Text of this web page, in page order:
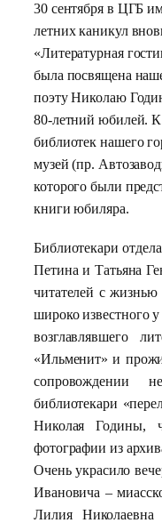
30 сентября в ЦГБ
летних каникул
«Литературная
была посвящена
поэту Николаю
80-летний юбилей.К
библиотек нашего
музей (пр.
которого были
книги юбиляра.
Библиотекари
Петина и Татьяна
читателей с жизнью
широко известного
возглавлявшего
«Ильменит» и
сопровождении
библиотекари
Николая Годины,
фотографии из
Очень украсило
Ивановича –
Лилия Николаевна